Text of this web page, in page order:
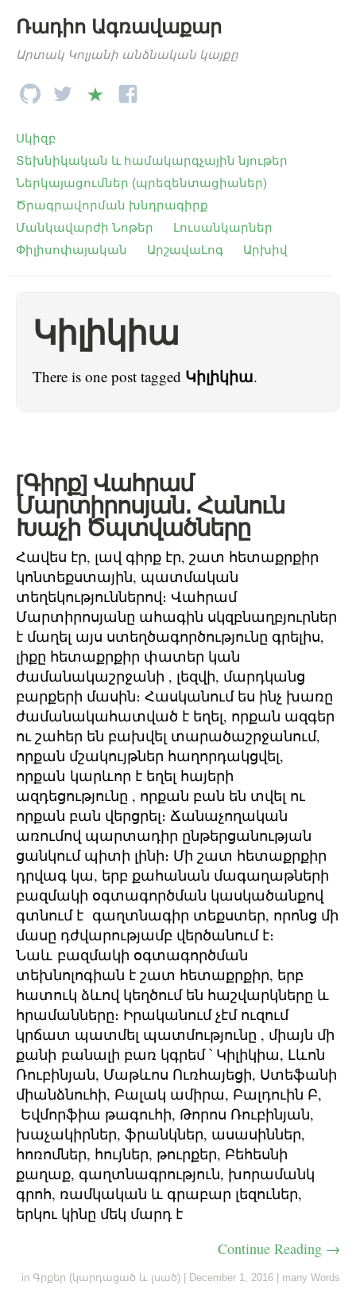
Ռադիո Ագռավաքար
Արտակ Կոլյանի անձնական կայքը
Սկիզբ
Տեխնիկական և համակարգչային նյութեր
Ներկայացումներ (պրեզենտացիաներ)
Ծրագրավորման խնդրագիրք
Մանկավարժի Նոթեր
Լուսանկարներ
Փիլիսոփայական
ԱրշավաԼոգ Արխիվ
Կիլիկիա
There is one post tagged Կիլիկիա.
[Գիրք] Վահրամ
Մարտիրոսյան․ Հանուն
Խաչի Ծպտվածները
Հավես էր, լավ գիրք էր, շատ հետաքրքիր
կոնտեքստային, պատմական
տեղեկություններով։ Վահրամ
Մարտիրոսյանը ահագին սկզբնաղբյուրներ
է մաղել այս ստեղծագործությունը գրելիս,
լիքը հետաքրքիր փատեր կան
ժամանակաշրջանի , լեզվի, մարդկանց
բարքերի մասին։ Հասկանում ես ինչ խառը
ժամանակահատված է եղել, որքան ազգեր
ու շահեր են բախվել տարածաշրջանում,
որքան մշակույթներ հաղորդակցվել,
որքան կարևոր է եղել հայերի
ազդեցությունը , որքան բան են տվել ու
որքան բան վերցրել։ Ճանաչողական
առումով պարտադիր ընթերցանության
ցանկում պիտի լինի։ Մի շատ հետաքրքիր
դրվագ կա, երբ քահանան մագաղաթների
բազմակի օգտագործման կասկածանքով
գտնում է գաղտնագիր տեքստեր, որոնց մի
մասը դժվարությամբ վերծանում է։
Նաև բազմակի օգտագործման
տեխնոլոգիան է շատ հետաքրքիր, երբ
հատուկ ձևով կեղծում են հաշվարկները և
հրամանները։ Իրականում չէմ ուզում
կրճատ պատմել պատմությունը , միայն մի
քանի բանալի բառ կգրեմ ՝ Կիլիկիա, Լևոն
Ռուբինյան, Մաթևոս Ուռհայեցի, Ստեֆանի
միանձնուհի, Բալակ ամիրա, Բալդուին Բ,
Եվմորֆիա թագուհի, Թորոս Ռուբինյան,
խաչակիրներ, ֆրանկներ, ասասիններ,
հոռոմներ, հույներ, թուրքեր, Բեհեսնի
քաղաք, գաղտնագրություն, խորամանկ
գրոհ, ռամկական և գրաբար լեզուներ,
երկու կինը մեկ մարդ է
Continue Reading →
in Գրքեր (կարդացած և լսած) December 1, 2016 many Words